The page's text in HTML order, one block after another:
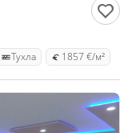
Тухла 1857 €/м²